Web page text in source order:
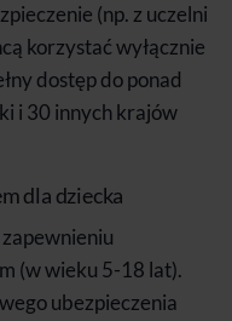
(np. z uczelni
korzystać wyłącznie
dostęp do ponad
i 30 innych krajów
dla dziecka
(w wieku 5-18 lat).
ubezpieczenia